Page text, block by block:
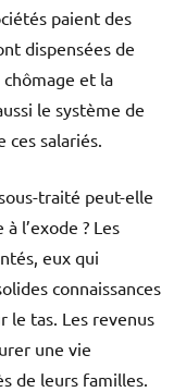
paient des
dispensées de
et la
le système de
ces salariés.
traité peut-elle
l’exode ? Les
eux qui
connaissances
le tas. Les revenus
une vie
de leurs familles.